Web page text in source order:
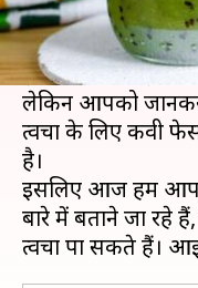
कीवी कई ऐसे पोषक
स्वास्थ्य के लिए बहुत
इसे विश्वभर में इतनी
लेकिन आपको जानकर
त्वचा के लिए कीवी
है।
इसलिए आज हम
बारे में बताने जा रहे